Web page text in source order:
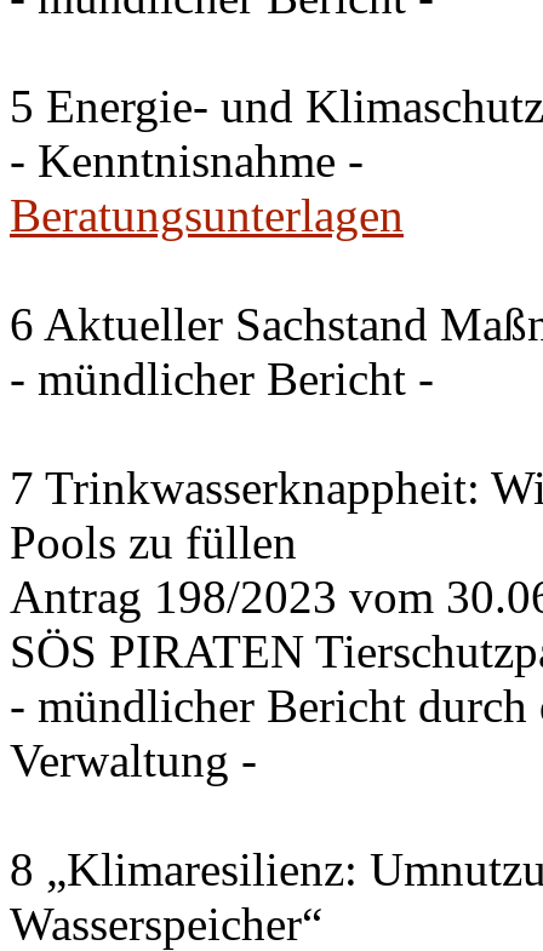
5 Energie- und
- Kenntnisnahme -
Beratungsunterlagen
6 Aktueller Sachstand
- mündlicher Bericht -
7 Trinkwasserknappheit:
Pools zu füllen
Antrag 198/2023 vom
SÖS PIRATEN
- mündlicher Bericht
Verwaltung -
8 „Klimaresilienz:
Wasserspeicher“